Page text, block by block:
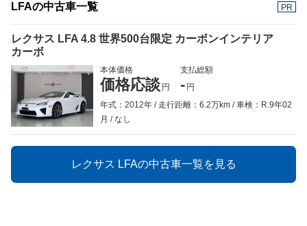
LFAの中古車一覧 PR
レクサス LFA 4.8 世界500台限定 カーボンインテリア
カーボ
本体価格
価格応談 円
支払総額
- 円
年式：2012年
走行距離：6.2万km
車検：R.9年02
月
なし
レクサス LFAの中古車一覧を見る